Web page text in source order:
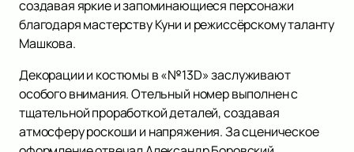
создавая яркие и запоминающиеся персонажи
благодаря мастерству Куни и режиссёрскому таланту
Машкова.
Декорации и костюмы в «№13D» заслуживают
особого внимания. Отельный номер выполнен с
тщательной проработкой деталей, создавая
атмосферу роскоши и напряжения. За сценическое